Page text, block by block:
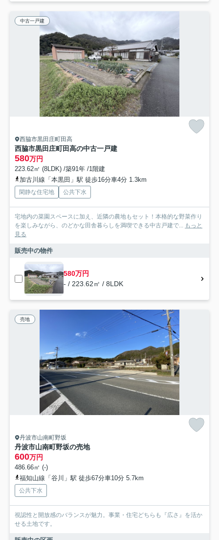
中古一戸建
西脇市黒田庄町田高
西脇市黒田庄町田高の中古一戸建
580万円
223.62㎡ (8LDK) /築91年 /1階建
加古川線「本黒田」駅 徒歩16分車4分 1.3km
閑静な住宅地 公共下水
宅地内の菜園スペースに加え、近隣の農地もセット！本格的な野菜作り
を楽しみながら、のどかな田舎暮らしを満喫できる中古戸建で... もっと
見る
販売中の物件
580万円
- / 223.62㎡ / 8LDK
売地
丹波市山南町野坂
丹波市山南町野坂の売地
600万円
486.66㎡ (-)
福知山線「谷川」駅 徒歩67分車10分 5.7km
公共下水
視認性と開放感のバランスが魅力。事業・住宅どちらも『広さ』を活か
せる土地です。